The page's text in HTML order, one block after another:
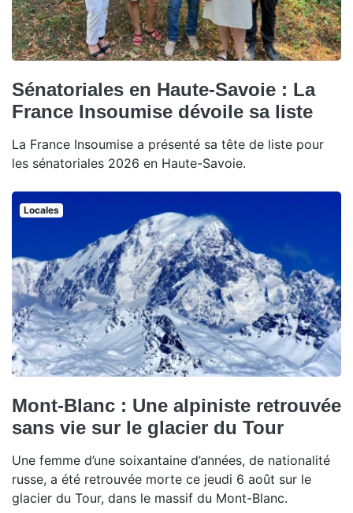
Sénatoriales en Haute-Savoie : La
France Insoumise dévoile sa liste
La France Insoumise a présenté sa tête de liste pour
les sénatoriales 2026 en Haute-Savoie.
Locales
Mont-Blanc : Une alpiniste retrouvée
sans vie sur le glacier du Tour
Une femme d’une soixantaine d’années, de nationalité
russe, a été retrouvée morte ce jeudi 6 août sur le
glacier du Tour, dans le massif du Mont-Blanc.